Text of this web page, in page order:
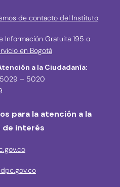
de contacto del Instituto
Información Gratuita 195 o
en Bogotá
a la Ciudadanía:
– 5020
para la atención a la
de interés